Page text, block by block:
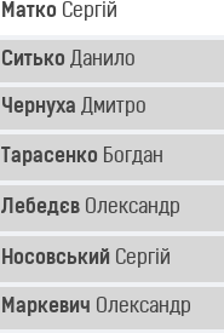
Матко Сергій
Ситько Данило
Чернуха Дмитро
Тарасенко Богдан
Лебедєв Олександр
Носовський Сергій
Маркевич Олександр